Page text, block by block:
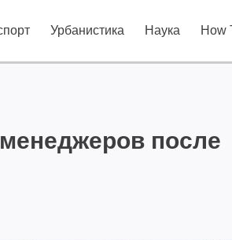
Урбанистика Наука How
после